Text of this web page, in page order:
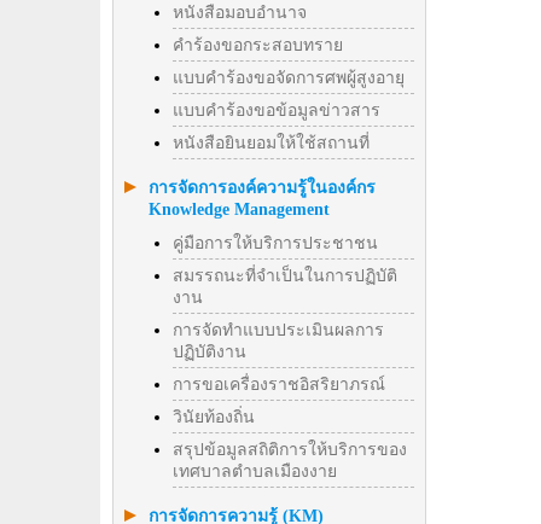
หนังสือมอบอำนาจ
คำร้องขอกระสอบทราย
แบบคำร้องขอจัดการศพผู้สูงอายุ
แบบคำร้องขอข้อมูลข่าวสาร
หนังสือยินยอมให้ใช้สถานที่
การจัดการองค์ความรู้ในองค์กร
Knowledge Management
คู่มือการให้บริการประชาชน
สมรรถนะที่จำเป็นในการปฏิบัติ
งาน
การจัดทำแบบประเมินผลการ
ปฏิบัติงาน
การขอเครื่องราชอิสริยาภรณ์
วินัยท้องถิ่น
สรุปข้อมูลสถิติการให้บริการของ
เทศบาลตำบลเมืองงาย
การจัดการความรู้ (KM)